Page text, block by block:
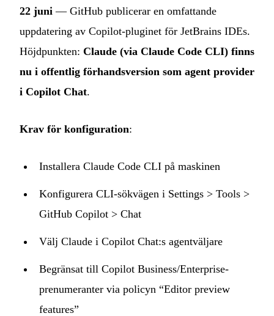
22 juni — GitHub publicerar en omfattande
uppdatering av Copilot-pluginet för JetBrains IDEs.
Höjdpunkten: Claude (via Claude Code CLI) finns
nu i offentlig förhandsversion som agent provider
i Copilot Chat.
Krav för konfiguration:
Installera Claude Code CLI på maskinen
Konfigurera CLI-sökvägen i Settings > Tools >
GitHub Copilot > Chat
Välj Claude i Copilot Chat:s agentväljare
Begränsat till Copilot Business/Enterprise-
prenumeranter via policyn “Editor preview
features”